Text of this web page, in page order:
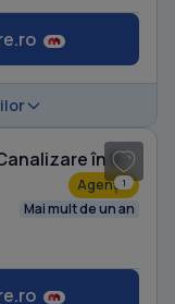
1
Casă individuală cu 4 camere cu Canalizare în Bucium
Agenție
Mai mult de un an